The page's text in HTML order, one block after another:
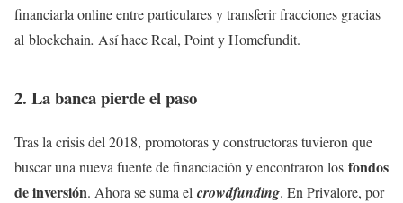
financiarla online entre particulares y transferir fracciones gracias
al blockchain. Así hace Real, Point y Homefundit.
2. La banca pierde el paso
Tras la crisis del 2018, promotoras y constructoras tuvieron que
buscar una nueva fuente de financiación y encontraron los fondos
de inversión. Ahora se suma el crowdfunding. En Privalore, por